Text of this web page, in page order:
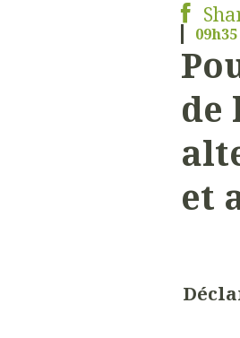
09h35
de
et